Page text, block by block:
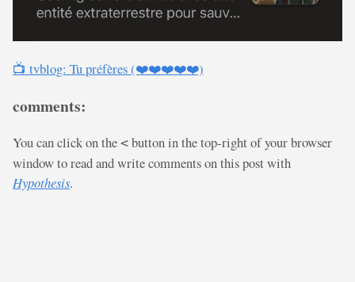
📺 tvblog: Tu préfères (❤️❤️❤️❤️❤️)
comments:
You can click on the < button in the top-right of your browser
window to read and write comments on this post with
Hypothesis.